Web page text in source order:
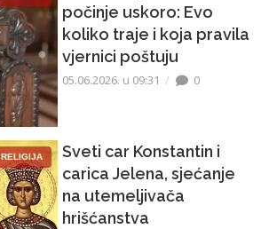
počinje uskoro: Evo
koliko traje i koja pravila
vjernici poštuju
05.06.2026. u 09:31 0
RELIGIJA
Sveti car Konstantin i
carica Jelena, sjećanje
na utemeljivača
hrišćanstva